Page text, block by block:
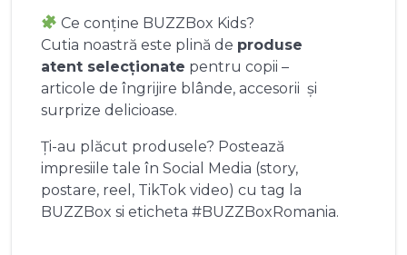
Ce conține BUZZBox Kids?
Cutia noastră este plină de produse
atent selecționate pentru copii –
articole de îngrijire blânde, accesorii și
surprize delicioase.
Ți-au plăcut produsele? Postează
impresiile tale în Social Media (story,
postare, reel, TikTok video) cu tag la
BUZZBox si eticheta #BUZZBoxRomania.